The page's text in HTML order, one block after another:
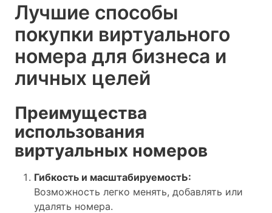
Лучшие способы
покупки виртуального
номера для бизнеса и
личных целей
Преимущества
использования
виртуальных номеров
Гибкость и масштабируемостЬ:
Возможность легко менять, добавлять или
удалять номера.